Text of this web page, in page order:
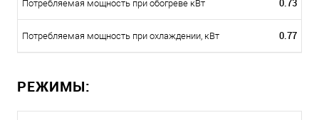
Потребляемая мощность при обогреве кВт 0.73
Потребляемая мощность при охлаждении, кВт 0.77
РЕЖИМЫ: